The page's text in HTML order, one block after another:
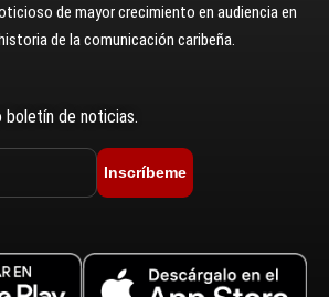
de mayor crecimiento en audiencia en
de la comunicación caribeña.
de noticias.
Inscríbeme